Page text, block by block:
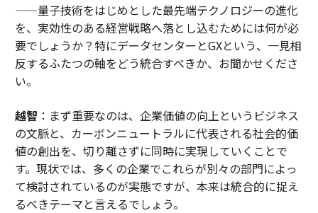
——量子技術をはじめとした最先端テクノロジーの進化
を、実効性のある経営戦略へ落とし込むためには何が必
要でしょうか？特にデータセンターとGXという、一見相
反するふたつの軸をどう統合すべきか、お聞かせくださ
い。
越智 ：まず重要なのは、企業価値の向上というビジネス
の文脈と、カーボンニュートラルに代表される社会的価
値の創出を、切り離さずに同時に実現していくことで
す。現状では、多くの企業でこれらが別々の部門によっ
て検討されているのが実態ですが、本来は統合的に捉え
るべきテーマと言えるでしょう。